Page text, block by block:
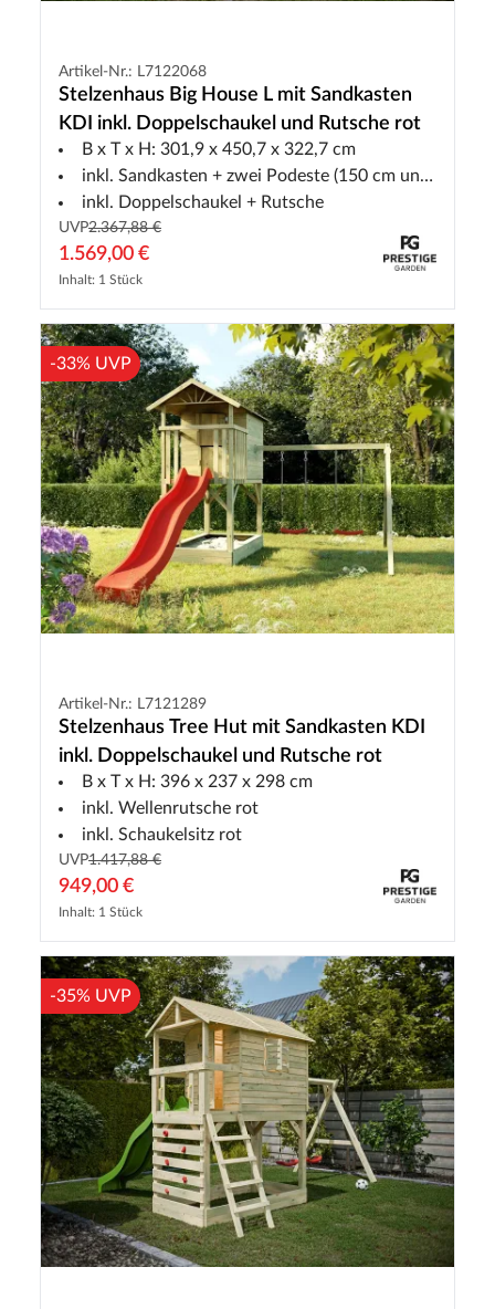
Artikel-Nr.: L7122068
Stelzenhaus Big House L mit Sandkasten
KDI inkl. Doppelschaukel und Rutsche rot
B x T x H: 301,9 x 450,7 x 322,7 cm
inkl. Sandkasten + zwei Podeste (150 cm und 90 cm)
inkl. Doppelschaukel + Rutsche
UVP2.367,88 €
1.569,00 €
Inhalt: 1 Stück
-33% UVP
Artikel-Nr.: L7121289
Stelzenhaus Tree Hut mit Sandkasten KDI
inkl. Doppelschaukel und Rutsche rot
B x T x H: 396 x 237 x 298 cm
inkl. Wellenrutsche rot
inkl. Schaukelsitz rot
UVP1.417,88 €
949,00 €
Inhalt: 1 Stück
-35% UVP